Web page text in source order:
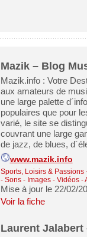
Mazik – Blog
Mazik.info : Votre
aux amateurs de
une large palette
populaires que pour
varié, le site se
couvrant une large
de jazz, de blues,
www.mazik.info
Sports, Loisirs & Passions
- Sons - Images - Vidéos -
Mise à jour le 22/02/
Voir la fiche
Laurent